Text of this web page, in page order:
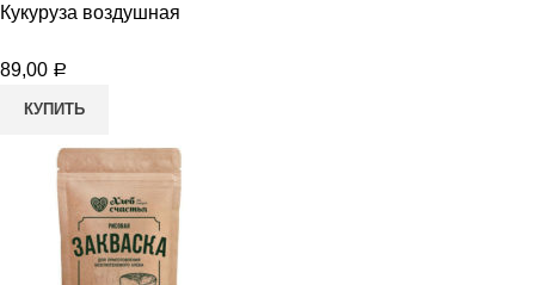
Кукуруза воздушная
89,00 Р
КУПИТЬ